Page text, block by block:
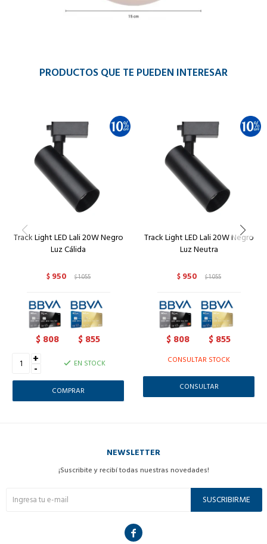
PRODUCTOS QUE TE PUEDEN INTERESAR
Track Light LED Lali 20W Negro
Luz Cálida
$ 950 $1.055
$ 808 $ 855
+
- EN STOCK
Track Light LED Lali 20W Negro
Luz Neutra
$ 950 $1.055
$ 808 $ 855
CONSULTAR STOCK
CONSULTAR
NEWSLETTER
¡Suscribite y recibí todas nuestras novedades!
SUSCRIBIRME
